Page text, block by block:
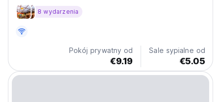
zdobiącym fasadę i wnętrzom inspirowanym bogatą
kulturą i charakterem Kalkuty, hostel oddaje ducha
zrelaksować się w pokoju...
8 wydarzenia
Pokój prywatny od
€9.19
Sale sypialne od
€5.05